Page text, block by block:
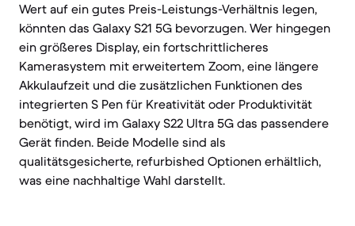
Wert auf ein gutes Preis-Leistungs-Verhältnis legen,
könnten das Galaxy S21 5G bevorzugen. Wer hingegen
ein größeres Display, ein fortschrittlicheres
Kamerasystem mit erweitertem Zoom, eine längere
Akkulaufzeit und die zusätzlichen Funktionen des
integrierten S Pen für Kreativität oder Produktivität
benötigt, wird im Galaxy S22 Ultra 5G das passendere
Gerät finden. Beide Modelle sind als
qualitätsgesicherte, refurbished Optionen erhältlich,
was eine nachhaltige Wahl darstellt.